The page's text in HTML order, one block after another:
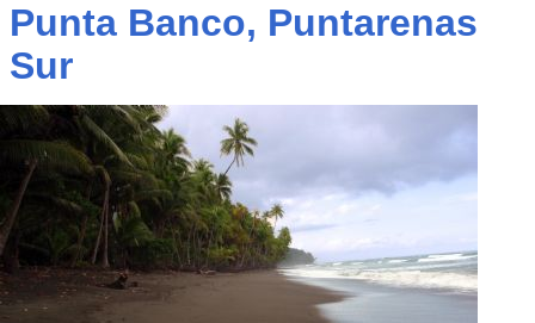
Punta Banco, Puntarenas
Sur